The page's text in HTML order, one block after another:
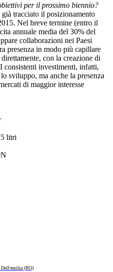
per il prossimo biennio?
tracciato il posizionamento
Nel breve termine (entro il
annuale media del 30% del
collaborazioni nei Paesi
presenza in modo più capillare
con la creazione di
consistenti investimenti, infatti,
sviluppo, ma anche la presenza
di maggior interesse
litri
Dell'emilia (BO)